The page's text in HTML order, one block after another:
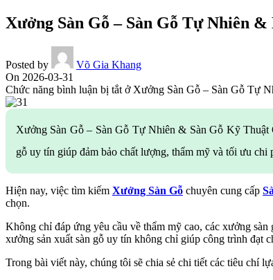
Xưởng Sàn Gỗ – Sàn Gỗ Tự Nhiên
Posted by
Võ Gia Khang
On 2026-03-31
Chức năng bình luận bị tắt ở Xưởng Sàn Gỗ – Sàn Gỗ Tự
Xưởng Sàn Gỗ – Sàn Gỗ Tự Nhiên & Sàn Gỗ Kỹ Thuật
gỗ uy tín giúp đảm bảo chất lượng, thẩm mỹ và tối ưu chi
Hiện nay, việc tìm kiếm Xưởng Sàn Gỗ chuyên cung cấp
chọn.
Không chỉ đáp ứng yêu cầu về thẩm mỹ cao, các xưởng
xưởng sản xuất sàn gỗ uy tín không chỉ giúp công trình đạt
Trong bài viết này, chúng tôi sẽ chia sẻ chi tiết các tiêu chí